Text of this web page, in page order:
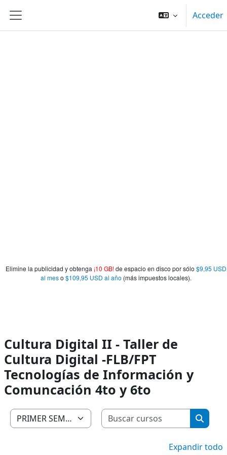
Elimine la publicidad y obtenga ¡10 GB!de espacio en disco por sólo $9,95 USD
al meso $109,95 USD al año (más impuestos locales).
Panel lateral
Acceder
Cultura Digital II - Taller de
Cultura Digital -FLB/FPT
Tecnologías de Información y
Comuncación 4to y 6to
Categorías
Buscar
Expandir todo